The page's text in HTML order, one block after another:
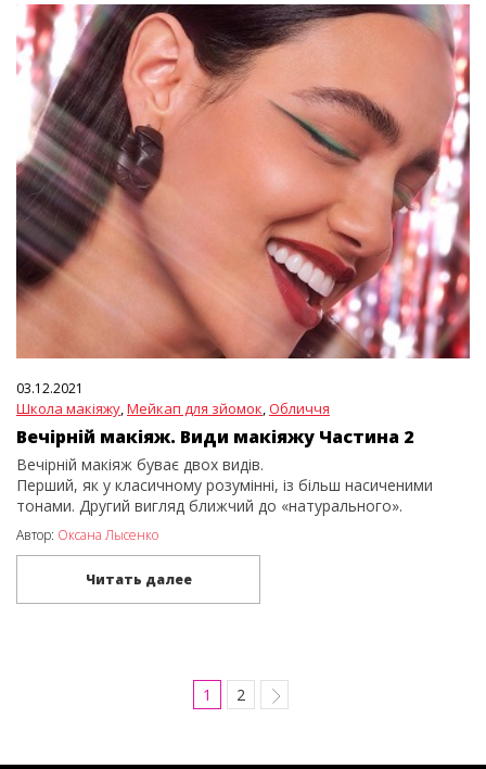
03.12.2021
Школа макіяжу,Мейкап для зйомок,Обличчя
Вечірній макіяж. Види макіяжу Частина 2
Вечірній макіяж буває двох видів.
Перший, як у класичному розумінні, із більш насиченими
тонами. Другий вигляд ближчий до «натурального».
Автор: Оксана Лысенко
Читать далее
1 2